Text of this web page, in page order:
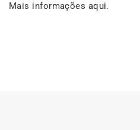
Mais informações aqui.